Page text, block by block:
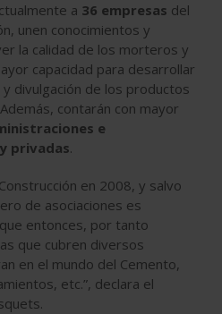
a 36 empresas del
unen conocimientos y
la calidad de los morteros y
capacidad para desarrollar
divulgación de los productos
contarán con mayor
e
privadas.
en 2008, y salvo
de asociaciones es
entonces, por tanto
que cubren diversos
en el mundo del Cemento,
etc.”, declara el